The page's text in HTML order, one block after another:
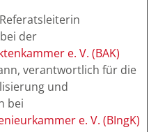
der
e. V. (BAK)
verantwortlich für die
und
bei
e. V. (BIngK)